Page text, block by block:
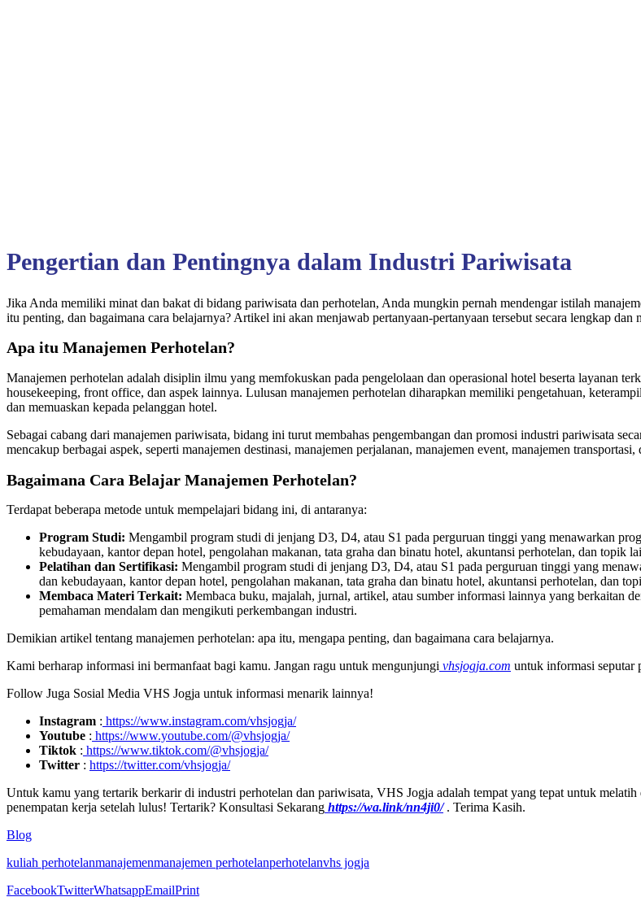
Pengertian dan Pentingnya dalam Industri Pariwisata
Jika Anda memiliki minat dan bakat di bidang pariwisata dan perhotelan, Anda mungkin pernah mendengar istilah
itu penting, dan bagaimana cara belajarnya? Artikel ini akan menjawab pertanyaan-pertanyaan tersebut secara lengkap dan
Apa itu Manajemen Perhotelan?
Manajemen perhotelan adalah disiplin ilmu yang memfokuskan pada pengelolaan dan operasional hotel beserta layanan
housekeeping, front office, dan aspek lainnya. Lulusan manajemen perhotelan diharapkan memiliki pengetahuan,
dan memuaskan kepada pelanggan hotel.
Sebagai cabang dari manajemen pariwisata, bidang ini turut membahas pengembangan dan promosi industri pariwisata
mencakup berbagai aspek, seperti manajemen destinasi, manajemen perjalanan, manajemen event, manajemen transportasi,
Bagaimana Cara Belajar Manajemen Perhotelan?
Terdapat beberapa metode untuk mempelajari bidang ini, di antaranya:
Program Studi: Mengambil program studi di jenjang D3, D4, atau S1 pada perguruan tinggi yang menawarkan
kebudayaan, kantor depan hotel, pengolahan makanan, tata graha dan binatu hotel, akuntansi perhotelan, dan topik
Pelatihan dan Sertifikasi: Mengambil program studi di jenjang D3, D4, atau S1 pada perguruan tinggi yang
dan kebudayaan, kantor depan hotel, pengolahan makanan, tata graha dan binatu hotel, akuntansi perhotelan, dan
Membaca Materi Terkait: Membaca buku, majalah, jurnal, artikel, atau sumber informasi lainnya yang berkaitan
pemahaman mendalam dan mengikuti perkembangan industri.
Demikian artikel tentang manajemen perhotelan: apa itu, mengapa penting, dan bagaimana cara belajarnya.
Kami berharap informasi ini bermanfaat bagi kamu. Jangan ragu untuk mengunjungi vhsjogja.com untuk informasi seputar
Follow Juga Sosial Media VHS Jogja untuk informasi menarik lainnya!
Instagram : https://www.instagram.com/vhsjogja/
Youtube : https://www.youtube.com/@vhsjogja/
Tiktok : https://www.tiktok.com/@vhsjogja/
Twitter : https://twitter.com/vhsjogja/
Untuk kamu yang tertarik berkarir di industri perhotelan dan pariwisata, VHS Jogja adalah tempat yang tepat untuk
penempatan kerja setelah lulus! Tertarik? Konsultasi Sekarang https://wa.link/nn4ji0/. Terima Kasih.
Blog
kuliah perhotelanmanajemenmanajemen perhotelanperhotelanvhs jogja
FacebookTwitterWhatsappEmailPrint